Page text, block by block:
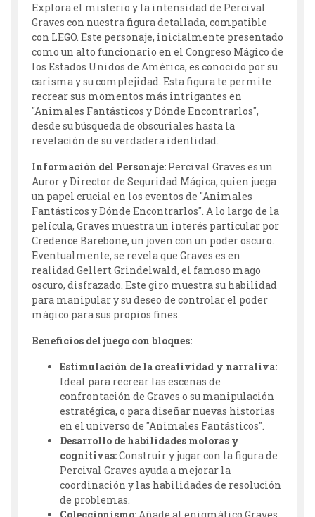
Explora el misterio y la intensidad de Percival
Graves con nuestra figura detallada, compatible
con LEGO. Este personaje, inicialmente presentado
como un alto funcionario en el Congreso Mágico de
los Estados Unidos de América, es conocido por su
carisma y su complejidad. Esta figura te permite
recrear sus momentos más intrigantes en
"Animales Fantásticos y Dónde Encontrarlos",
desde su búsqueda de obscuriales hasta la
revelación de su verdadera identidad.
Información del Personaje: Percival Graves es un
Auror y Director de Seguridad Mágica, quien juega
un papel crucial en los eventos de "Animales
Fantásticos y Dónde Encontrarlos". A lo largo de la
película, Graves muestra un interés particular por
Credence Barebone, un joven con un poder oscuro.
Eventualmente, se revela que Graves es en
realidad Gellert Grindelwald, el famoso mago
oscuro, disfrazado. Este giro muestra su habilidad
para manipular y su deseo de controlar el poder
mágico para sus propios fines.
Beneficios del juego con bloques:
Estimulación de la creatividad y narrativa:
Ideal para recrear las escenas de
confrontación de Graves o su manipulación
estratégica, o para diseñar nuevas historias
en el universo de "Animales Fantásticos".
Desarrollo de habilidades motoras y
cognitivas:Construir y jugar con la figura de
Percival Graves ayuda a mejorar la
coordinación y las habilidades de resolución
de problemas.